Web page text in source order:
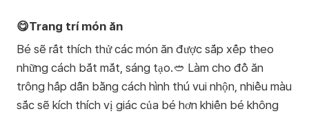
😋Trang trí món ăn
Bé sẽ rất thích thử các món ăn được sắp xếp theo
những cách bắt mắt, sáng tạo.🥙 Làm cho đồ ăn
trông hấp dẫn bằng cách hình thú vui nhộn, nhiều màu
sắc sẽ kích thích vị giác của bé hơn khiến bé không